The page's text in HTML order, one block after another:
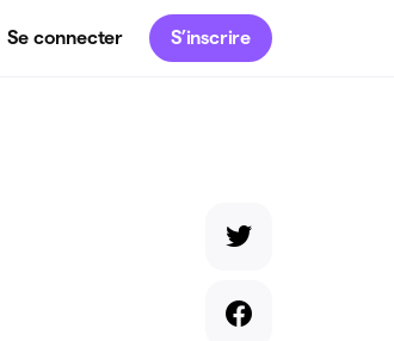
Se connecter S’inscrire